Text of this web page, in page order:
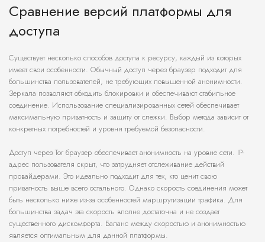
Сравнение версий платформы для
доступа
Существует несколько способов доступа к ресурсу, каждый из которых
имеет свои особенности. Обычный доступ через браузер подходит для
большинства пользователей, не требующих повышенной анонимности.
Зеркала позволяют обходить блокировки и обеспечивают стабильное
соединение. Использование специализированных сетей обеспечивает
максимальную приватность и защиту от слежки. Выбор метода зависит от
конкретных потребностей и уровня требуемой безопасности.
Доступ через Tor браузер обеспечивает анонимность на уровне сети. IP-
адрес пользователя скрыт, что затрудняет отслеживание действий
провайдерами. Это идеально подходит для тех, кто ценит свою
приватность выше всего остального. Однако скорость соединения может
быть несколько ниже из-за особенностей маршрутизации трафика. Для
большинства задач эта скорость вполне достаточна и не создает
существенного дискомфорта. Баланс между скоростью и анонимностью
является оптимальным для данной платформы.